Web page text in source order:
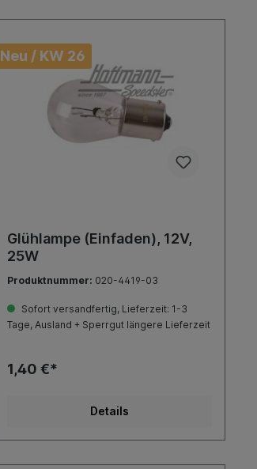
Neu / KW 26
Glühlampe (Einfaden), 12V,
25W
Produktnummer: 020-4419-03
Sofort versandfertig, Lieferzeit: 1-3
Tage, Ausland + Sperrgut längere Lieferzeit
1,40 €*
Details